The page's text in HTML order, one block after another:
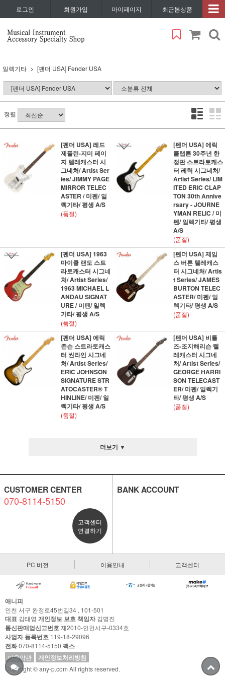
로그인 회원가입 마이페이지 최근본상품
일렉기타 [펜더 USA] Fender USA
정렬
[펜더 USA] 레드
제플린-지미 페이
지 텔레캐스터 시
그네처/ Artist Ser
ies/ JIMMY PAGE
MIRROR TELEC
ASTER / 미펜/ 일
렉기타/ 평생 A/S
(품절)
[펜더 USA] 에릭
클랩튼 30주년 한
정판 스트라토캐스
터 레릭 시그네처/
Artist Series/ LIM
ITED ERIC CLAP
TON 30th Annive
rsary - JOURNE
YMAN RELIC / 미
펜/ 일렉기타/ 평생
A/S
(품절)
[펜더 USA] 1963
마이클 랜도 스트
라토캐스터 시그네
처/ Artist Series/
1963 MICHAEL L
ANDAU SIGNAT
URE / 미펜/ 일렉
기타/ 평생 A/S
(품절)
[펜더 USA] 제임
스 버튼 텔레캐스
터 시그네처/ Artis
t Series/ JAMES
BURTON TELEC
ASTER/ 미펜/ 일
렉기타/ 평생 A/S
(품절)
[펜더 USA] 에릭
존슨 스트라토캐스
터 씬라인 시그네
처/ Artist Series/
ERIC JOHNSON
SIGNATURE STR
ATOCASTER® T
HINLINE/ 미펜/ 일
렉기타/ 평생 A/S
(품절)
[펜더 USA] 비틀
즈-조지해리슨 텔
레캐스터 시그네
처/ Artist Series/
GEORGE HARRI
SON TELECAST
ER/ 미펜/ 일렉기
타/ 평생 A/S
(품절)
더보기 ▼
CUSTOMER CENTER
070-8114-5150
고객센터
연결하기
BANK ACCOUNT
PC 버전 이용안내 고객센터
애니피
인천 서구 완정로45번길34 , 101-501
대표 김태영 개인정보 보호 책임자김명진
통신판매업신고번호제2010-인천서구-0334호
사업자 등록번호 119-18-29096
전화070-8114-5150 팩스
이용약관 개인정보처리방침
Copyright © any-p.com All rights reserved.